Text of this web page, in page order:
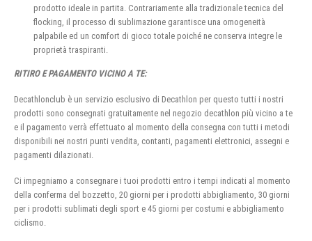
prodotto ideale in partita. Contrariamente alla tradizionale tecnica del
flocking, il processo di sublimazione garantisce una omogeneità
palpabile ed un comfort di gioco totale poiché ne conserva integre le
proprietà traspiranti.
RITIRO E PAGAMENTO VICINO A TE:
Decathlonclub è un servizio esclusivo di Decathlon per questo tutti i nostri
prodotti sono consegnati gratuitamente nel negozio decathlon più vicino a te
e il pagamento verrà effettuato al momento della consegna con tutti i metodi
disponibili nei nostri punti vendita, contanti, pagamenti elettronici, assegni e
pagamenti dilazionati.
Ci impegniamo a consegnare i tuoi prodotti entro i tempi indicati al momento
della conferma del bozzetto, 20 giorni per i prodotti abbigliamento, 30 giorni
per i prodotti sublimati degli sport e 45 giorni per costumi e abbigliamento
ciclismo.